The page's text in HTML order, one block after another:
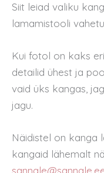
Siit leiad valiku
lamamistooli
Kui fotol on kaks
detailid ühest ja
vaid üks kangas,
jagu.
Näidistel on kanga
kangaid lähemalt